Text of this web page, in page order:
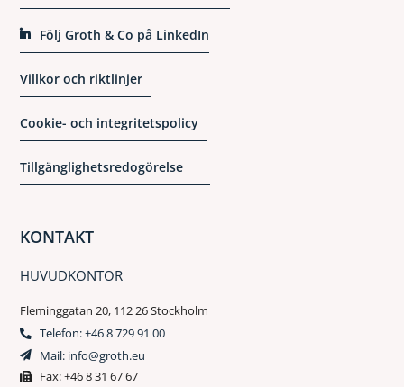
Följ Groth & Co på LinkedIn
Villkor och riktlinjer
Cookie- och integritetspolicy
Tillgänglighetsredogörelse
KONTAKT
HUVUDKONTOR
Fleminggatan 20, 112 26 Stockholm
Telefon: +46 8 729 91 00
Mail: info@groth.eu
Fax: +46 8 31 67 67